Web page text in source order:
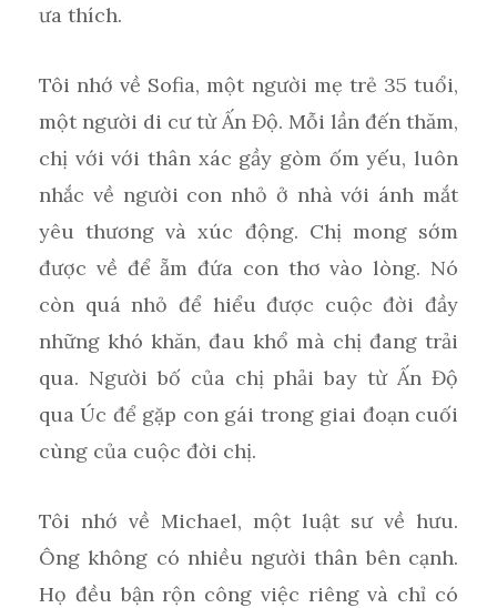
ưa thích.
Tôi nhớ về Sofia, một người mẹ trẻ 35 tuổi,
một người di cư từ Ấn Độ. Mỗi lần đến thăm,
chị với với thân xác gầy gòm ốm yếu, luôn
nhắc về người con nhỏ ở nhà với ánh mắt
yêu thương và xúc động. Chị mong sớm
được về để ẵm đứa con thơ vào lòng. Nó
còn quá nhỏ để hiểu được cuộc đời đầy
những khó khăn, đau khổ mà chị đang trải
qua. Người bố của chị phải bay từ Ấn Độ
qua Úc để gặp con gái trong giai đoạn cuối
cùng của cuộc đời chị.
Tôi nhớ về Michael, một luật sư về hưu.
Ông không có nhiều người thân bên cạnh.
Họ đều bận rộn công việc riêng và chỉ có